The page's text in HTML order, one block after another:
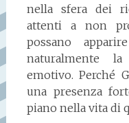
nella sfera dei
attenti a non
possano
naturalmente la
emotivo. Perché
una presenza
piano nella vita di